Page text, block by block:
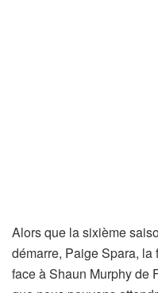
Alors que la sixième
démarre, Paige Spara,
face à Shaun Murphy de